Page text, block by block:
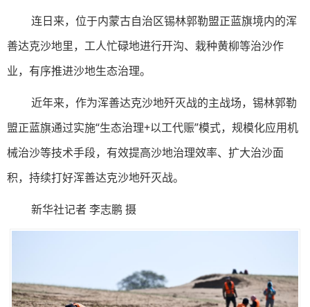
连日来，位于内蒙古自治区锡林郭勒盟正蓝旗境内的浑
善达克沙地里，工人忙碌地进行开沟、栽种黄柳等治沙作
业，有序推进沙地生态治理。
近年来，作为浑善达克沙地歼灭战的主战场，锡林郭勒
盟正蓝旗通过实施“生态治理+以工代赈”模式，规模化应用机
械治沙等技术手段，有效提高沙地治理效率、扩大治沙面
积，持续打好浑善达克沙地歼灭战。
新华社记者 李志鹏 摄